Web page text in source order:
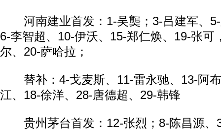
河南建业首发：1-吴龑；3-吕建军、5-
6-李智超、10-伊沃、15-郑仁焕、19-张可
尔、20-萨哈拉；
替补：4-戈麦斯、11-雷永驰、13-阿布
江、18-徐洋、28-唐德超、29-韩锋
贵州茅台首发：12-张烈；8-陈昌源、